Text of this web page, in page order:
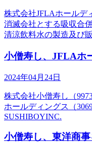
株式会社JFLAホールデ
消滅会社とする吸収合
清涼飲料水の製造及び
小僧寿し、JFLAホ
2024年04月24日
株式会社小僧寿し（
ホールディングス（
SUSHIBOYINC.
小僧寿し、東洋商